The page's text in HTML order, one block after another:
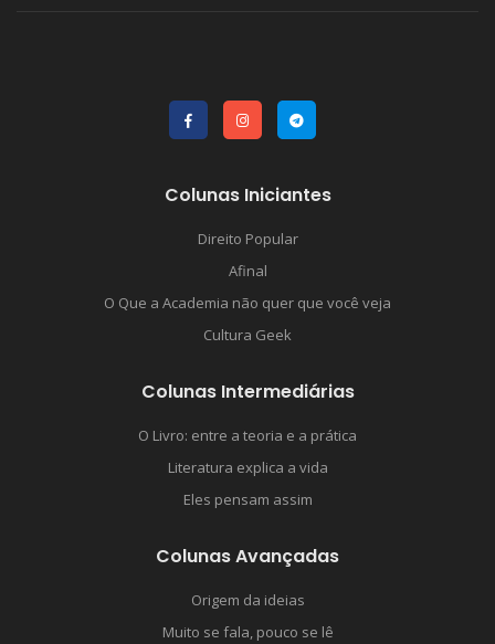
Colunas Iniciantes
Direito Popular
Afinal
O Que a Academia não quer que você veja
Cultura Geek
Colunas Intermediárias
O Livro: entre a teoria e a prática
Literatura explica a vida
Eles pensam assim
Colunas Avançadas
Origem da ideias
Muito se fala, pouco se lê